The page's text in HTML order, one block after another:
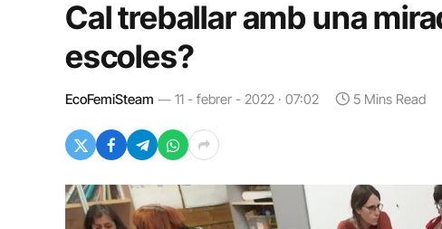
Cal treballar amb una
escoles?
EcoFemiSteam 11 - febrer - 2022 · 07:02 5 Mins Read